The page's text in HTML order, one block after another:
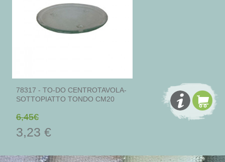
78317 - TO-DO CENTROTAVOLA-
SOTTOPIATTO TONDO CM20
6,45€
3,23 €